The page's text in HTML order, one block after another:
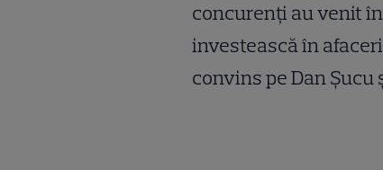
concurenți au venit
investească în
convins pe Dan Șucu